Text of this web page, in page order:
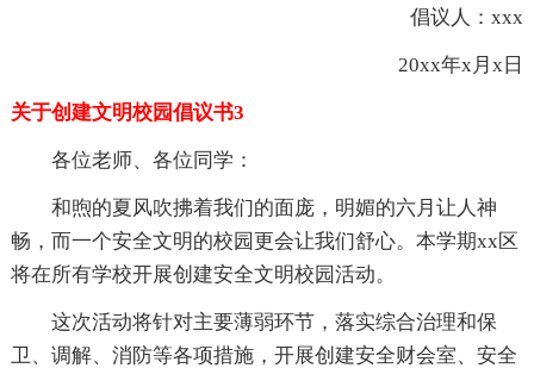
倡议人：xxx
20xx年x月x日
关于创建文明校园倡议书3
各位老师、各位同学：
和煦的夏风吹拂着我们的面庞，明媚的六月让人神
畅，而一个安全文明的校园更会让我们舒心。本学期xx区
将在所有学校开展创建安全文明校园活动。
这次活动将针对主要薄弱环节，落实综合治理和保
卫、调解、消防等各项措施，开展创建安全财会室、安全